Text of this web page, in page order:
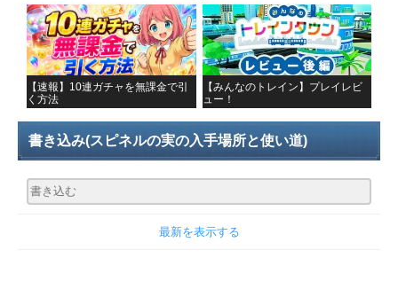
【速報】10連ガチャを無課金で引
く方法
【みんなのトレイン】プレイレビ
ュー！
書き込み(スピネルの実の入手場所と使い道)
最新を表示する